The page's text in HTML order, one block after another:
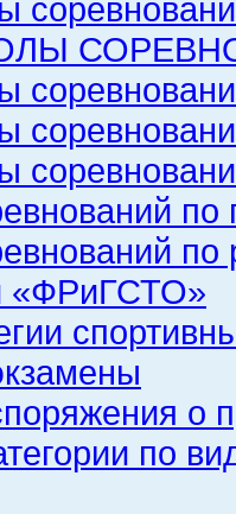
по
по
«ФРиГСТО»
о
по